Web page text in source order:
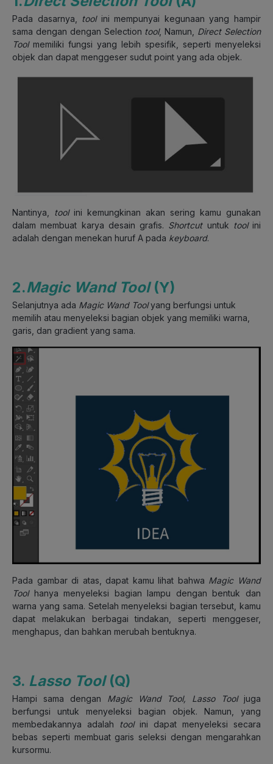
Pada dasarnya, toolini mempunyai kegunaan yang hampir
sama dengan dengan Selection tool, Namun, Direct Selection
Toolmemiliki fungsi yang lebih spesifik, seperti menyeleksi
objek dan dapat menggeser sudut point yang ada objek.
Nantinya, toolini kemungkinan akan sering kamu gunakan
dalam membuat karya desain grafis. Shortcut untuk toolini
adalah dengan menekan huruf A pada keyboard.
2.Magic Wand Tool(Y)
Selanjutnya ada Magic Wand Toolyang berfungsi untuk
memilih atau menyeleksi bagian objek yang memiliki warna,
garis, dan gradient yang sama.
Pada gambar di atas, dapat kamu lihat bahwa Magic Wand
Toolhanya menyeleksi bagian lampu dengan bentuk dan
warna yang sama. Setelah menyeleksi bagian tersebut, kamu
dapat melakukan berbagai tindakan, seperti menggeser,
menghapus, dan bahkan merubah bentuknya.
3. Lasso Tool(Q)
Hampi sama dengan Magic Wand Tool, Lasso Tooljuga
berfungsi untuk menyeleksi bagian objek. Namun, yang
membedakannya adalah toolini dapat menyeleksi secara
bebas seperti membuat garis seleksi dengan mengarahkan
kursormu.